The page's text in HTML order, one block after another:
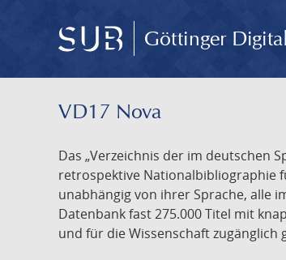
Göttinger
VD17 Nova
Das „Verzeichnis der im deutschen
retrospektive Nationalbibliographie
unabhängig von ihrer Sprache, alle
Datenbank fast 275.000 Titel mit
und für die Wissenschaft zugänglich